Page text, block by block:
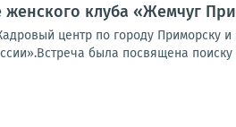
клуба «Жемчуг
центр по городу Приморску
была посвящена поиску